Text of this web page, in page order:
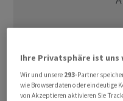
Ihre Privatsphäre ist uns
Wir und unsere 293-Partner
wie Browserdaten oder eindeutige
von Akzeptieren aktivieren Sie